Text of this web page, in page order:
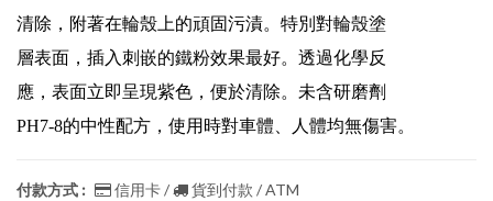
清除，附著在輪殼上的頑固污漬。特別對輪殼塗
層表面，插入刺嵌的鐵粉效果最好。透過化學反
應，表面立即呈現紫色，便於清除。未含研磨劑
PH7-8的中性配方，使用時對車體、人體均無傷害。
付款方式 : 信用卡 / 貨到付款 / ATM